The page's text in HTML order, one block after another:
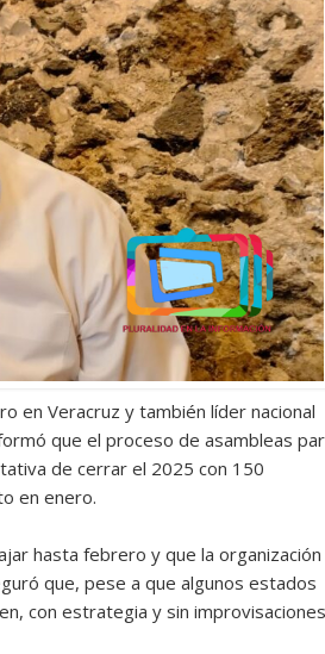
en Veracruz y también líder nacional
que el proceso de asambleas
de cerrar el 2025 con 150
en enero.
hasta febrero y que la organización
que, pese a que algunos estados
con estrategia y sin